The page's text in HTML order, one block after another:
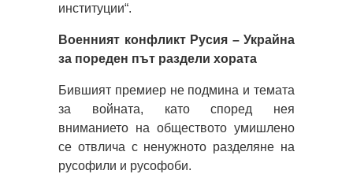
институции“.
Военният конфликт Русия – Украйна
за пореден път раздели хората
Бившият премиер не подмина и темата
за войната, като според нея
вниманието на обществото умишлено
се отвлича с ненужното разделяне на
русофили и русофоби.